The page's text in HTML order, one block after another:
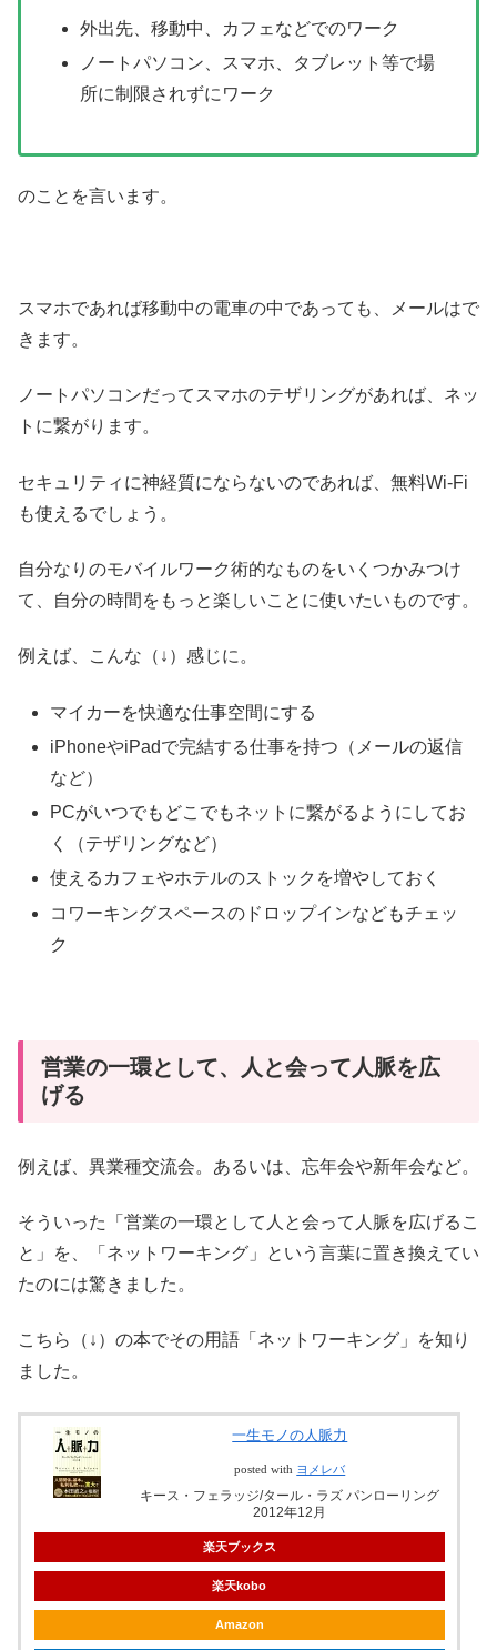
外出先、移動中、カフェなどでのワーク
ノートパソコン、スマホ、タブレット等で場
所に制限されずにワーク
のことを言います。
スマホであれば移動中の電車の中であっても、メールはで
きます。
ノートパソコンだってスマホのテザリングがあれば、ネッ
トに繋がります。
セキュリティに神経質にならないのであれば、無料Wi-Fi
も使えるでしょう。
自分なりのモバイルワーク術的なものをいくつかみつけ
て、自分の時間をもっと楽しいことに使いたいものです。
例えば、こんな（↓）感じに。
マイカーを快適な仕事空間にする
iPhoneやiPadで完結する仕事を持つ（メールの返信
など）
PCがいつでもどこでもネットに繋がるようにしてお
く（テザリングなど）
使えるカフェやホテルのストックを増やしておく
コワーキングスペースのドロップインなどもチェッ
ク
営業の一環として、人と会って人脈を広
げる
例えば、異業種交流会。あるいは、忘年会や新年会など。
そういった「営業の一環として人と会って人脈を広げるこ
と」を、「ネットワーキング」という言葉に置き換えてい
たのには驚きました。
こちら（↓）の本でその用語「ネットワーキング」を知り
ました。
一生モノの人脈力
posted with ヨメレバ
キース・フェラッジ/タール・ラズ パンローリング
2012年12月
楽天ブックス
楽天kobo
Amazon